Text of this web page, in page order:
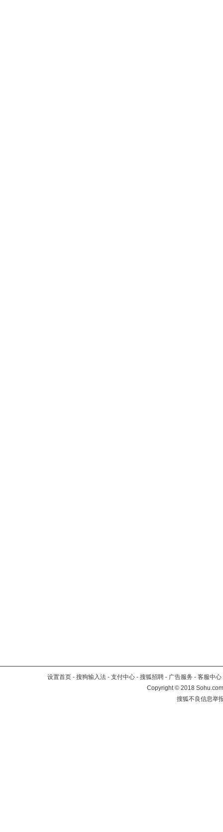
设置首页 - 搜狗输入法 - 支付中心 - 搜狐招聘 - 广告服务 - 客服中心
Copyright©2018
搜狐不良信息举